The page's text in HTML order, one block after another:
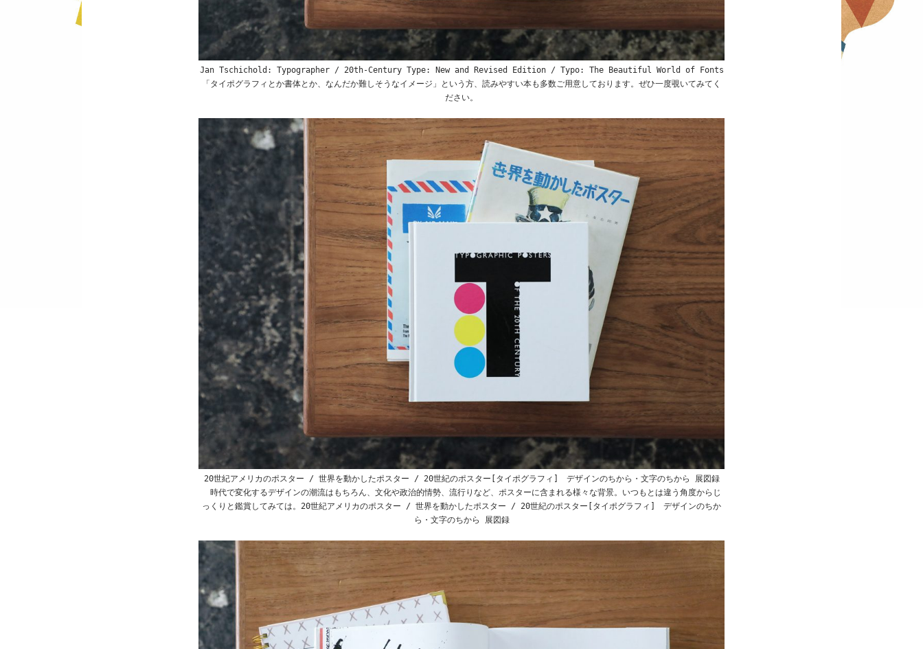
Jan Tschichold: Typographer / 20th-Century Type: New and Revised Edition / Typo: The Beautiful World of Fonts
「タイポグラフィとか書体とか、なんだか難しそうなイメージ」という方、読みやすい本も多数ご用意しております。ぜひ一度覗いてみてく
ださい。
20世紀アメリカのポスター / 世界を動かしたポスター / 20世紀のポスター[タイポグラフィ] デザインのちから・文字のちから 展図録
時代で変化するデザインの潮流はもちろん、文化や政治的情勢、流行りなど、ポスターに含まれる様々な背景。いつもとは違う角度からじ
っくりと鑑賞してみては。20世紀アメリカのポスター / 世界を動かしたポスター / 20世紀のポスター[タイポグラフィ] デザインのちか
ら・文字のちから 展図録